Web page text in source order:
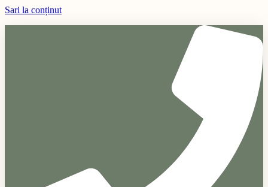
Sari la conținut